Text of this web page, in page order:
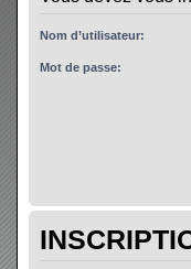
Nom d’utilisateur:
Mot de passe: